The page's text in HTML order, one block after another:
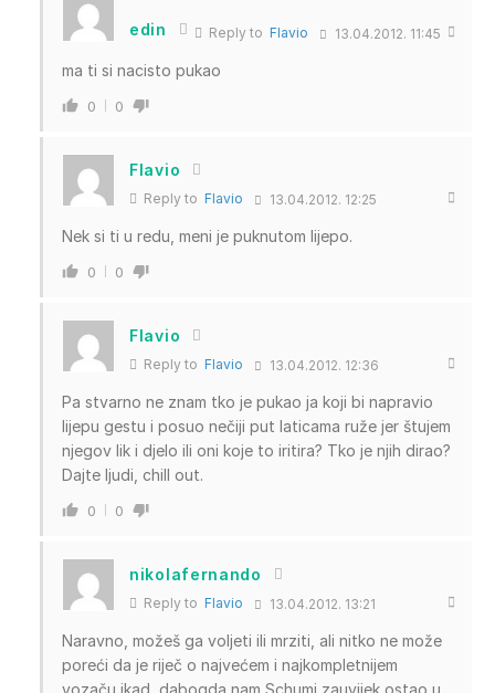
edin Reply to Flavio 13.04.2012. 11:45
ma ti si nacisto pukao
0 0
Flavio
Reply to Flavio 13.04.2012. 12:25
Nek si ti u redu, meni je puknutom lijepo.
0 0
Flavio
Reply to Flavio 13.04.2012. 12:36
Pa stvarno ne znam tko je pukao ja koji bi napravio
lijepu gestu i posuo nečiji put laticama ruže jer štujem
njegov lik i djelo ili oni koje to iritira? Tko je njih dirao?
Dajte ljudi, chill out.
0 0
nikolafernando
Reply to Flavio 13.04.2012. 13:21
Naravno, možeš ga voljeti ili mrziti, ali nitko ne može
poreći da je riječ o najvećem i najkompletnijem
vozaču ikad, dabogda nam Schumi zauvijek ostao u